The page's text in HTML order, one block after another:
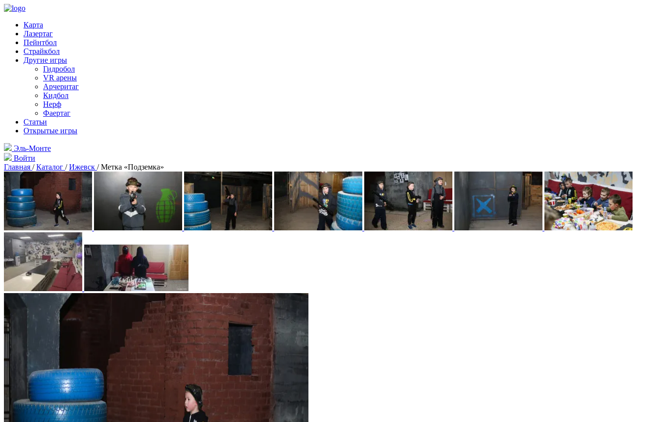
Карта
Лазертаг
Пейнтбол
Страйкбол
Другие игры
Гидробол
VR арены
Арчеритаг
Кидбол
Нерф
Фаертаг
Статьи
Открытые игры
Эль-Монте
Войти
Главная /Каталог /Ижевск /Метка «Подземка»